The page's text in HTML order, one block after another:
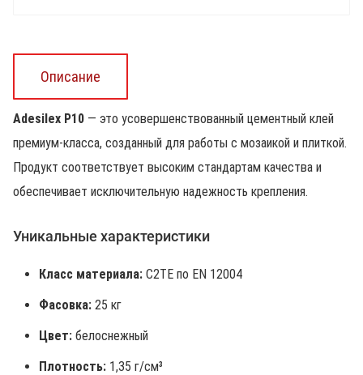
Описание
Adesilex P10 — это усовершенствованный цементный клей
премиум-класса, созданный для работы с мозаикой и плиткой.
Продукт соответствует высоким стандартам качества и
обеспечивает исключительную надежность крепления.
Уникальные характеристики
Класс материала: С2ТЕ по EN 12004
Фасовка: 25 кг
Цвет: белоснежный
Плотность: 1,35 г/см³